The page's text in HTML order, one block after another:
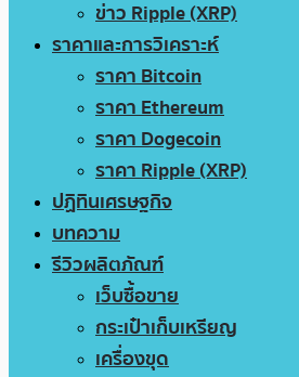
ข่าว Ripple (XRP)
ราคาและการวิเคราะห์
ราคา Bitcoin
ราคา Ethereum
ราคา Dogecoin
ราคา Ripple (XRP)
ปฏิทินเศรษฐกิจ
บทความ
รีวิวผลิตภัณฑ์
เว็บซื้อขาย
กระเป๋าเก็บเหรียญ
เครื่องขุด